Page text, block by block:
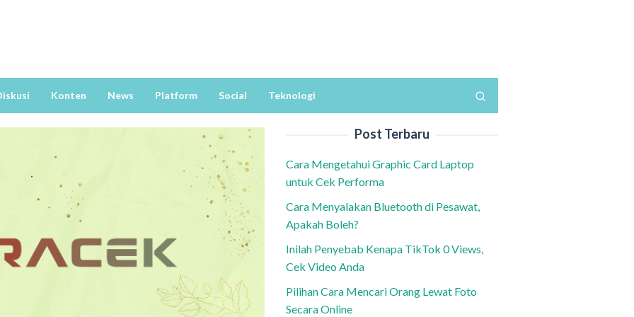
Konten News Platform Social Teknologi
Post Terbaru
Cara Mengetahui Graphic Card Laptop
untuk Cek Performa
Cara Menyalakan Bluetooth di Pesawat,
Apakah Boleh?
Inilah Penyebab Kenapa TikTok 0 Views,
Cek Video Anda
Pilihan Cara Mencari Orang Lewat Foto
Secara Online